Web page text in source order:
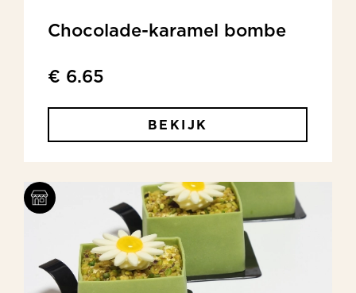
Chocolade-karamel bombe
€ 6.65
BEKIJK